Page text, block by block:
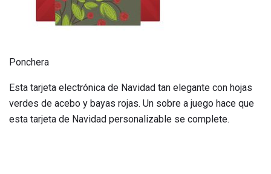
Ponchera
Esta tarjeta electrónica de Navidad tan elegante con hojas
verdes de acebo y bayas rojas. Un sobre a juego hace que
esta tarjeta de Navidad personalizable se complete.